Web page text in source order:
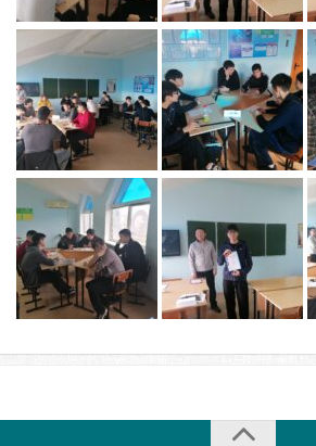
Студенческий совет
Студенческое научное общество
Социальная поддержка студентов
Центр содействия трудоустройству
График учебного процесса
Электронное обучение и
образовательные технологии
Демонстрационный экзамен
Родителям